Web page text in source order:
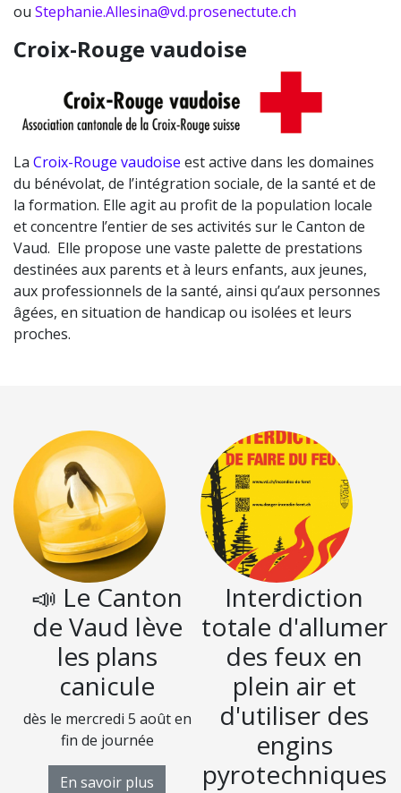
ou Stephanie.Allesina@vd.prosenectute.ch
Croix-Rouge vaudoise
La Croix-Rouge vaudoise est active dans les domaines
du bénévolat, de l’intégration sociale, de la santé et de
la formation. Elle agit au profit de la population locale
et concentre l’entier de ses activités sur le Canton de
Vaud. Elle propose une vaste palette de prestations
destinées aux parents et à leurs enfants, aux jeunes,
aux professionnels de la santé, ainsi qu’aux personnes
âgées, en situation de handicap ou isolées et leurs
proches.
📣 Le Canton
de Vaud lève
les plans
canicule
dès le mercredi 5 août en
fin de journée
En savoir plus
Interdiction
totale d'allumer
des feux en
plein air et
d'utiliser des
engins
pyrotechniques